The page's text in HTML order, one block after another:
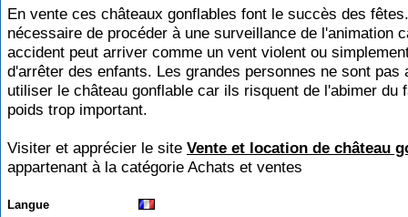
En vente ces châteaux gonflables font le succès des
nécessaire de procéder à une surveillance de l'animation
accident peut arriver comme un vent violent ou
d'arrêter des enfants. Les grandes personnes ne sont pas
utiliser le château gonflable car ils risquent de l'abimer du
poids trop important.
Visiter et apprécier le site Vente et location de château
appartenant à la catégorie Achats et ventes
Langue